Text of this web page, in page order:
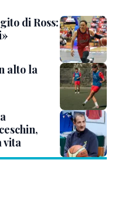
di Ross:
alto la
vita